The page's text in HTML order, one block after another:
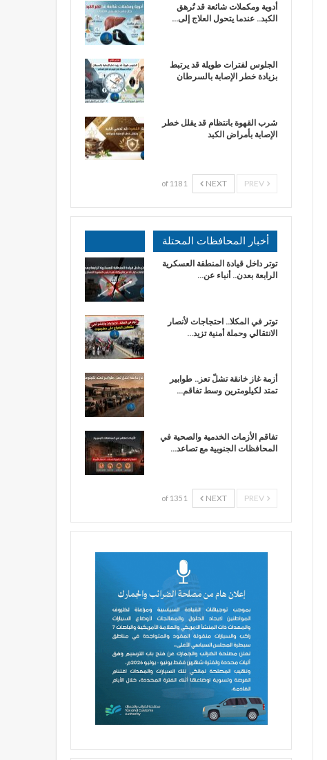
أدوية ومكملات شائعة قد تُرهق
الكبد.. عندما يتحول العلاج إلى…
الجلوس لفترات طويلة قد يرتبط
بزيادة خطر الإصابة بالسرطان
شرب القهوة بانتظام قد يقلل خطر
الإصابة بأمراض الكبد
NEXT
1 of 118
أخبار المحافظات المحتلة
توتر داخل قيادة المنطقة العسكرية
الرابعة بعدن.. أنباء عن…
توتر في المكلا.. احتجاجات لأنصار
الانتقالي وحملة أمنية تزيد…
أزمة غاز خانقة تشلّ تعز.. طوابير
تمتد لكيلومترين وسط تفاقم…
تفاقم الأزمات الخدمية والصحية في
المحافظات الجنوبية مع تصاعد…
NEXT
1 of 135